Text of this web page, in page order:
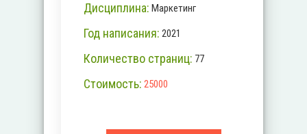
Дисциплина: Маркетинг
Год написания: 2021
Количество страниц: 77
Стоимость: 25000